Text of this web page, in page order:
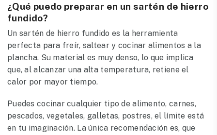
¿Qué puedo preparar en un sartén de hierro
fundido?
Un sartén de hierro fundido es la herramienta
perfecta para freír, saltear y cocinar alimentos a la
plancha. Su material es muy denso, lo que implica
que, al alcanzar una alta temperatura, retiene el
calor por mayor tiempo.
Puedes cocinar cualquier tipo de alimento, carnes,
pescados, vegetales, galletas, postres, el límite está
en tu imaginación. La única recomendación es, que